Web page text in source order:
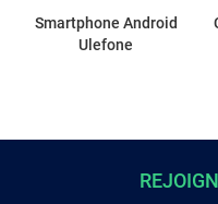
Smartphone Android
Ulefone